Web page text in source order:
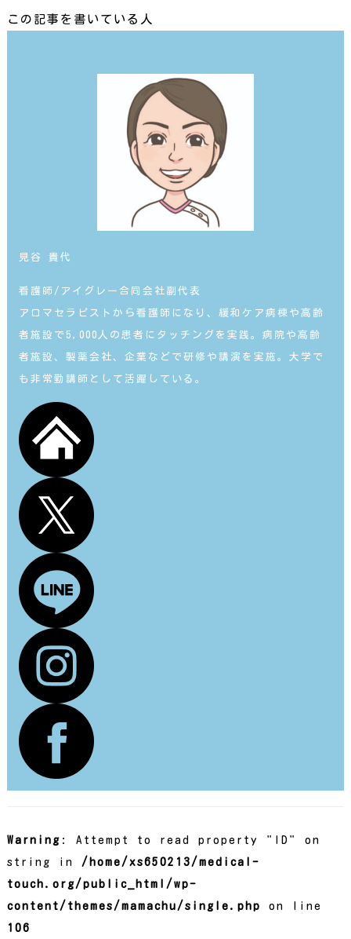
この記事を書いている人
見谷 貴代
看護師/アイグレー合同会社副代表
アロマセラピストから看護師になり、緩和ケア病棟や高齢
者施設で5,000人の患者にタッチングを実践。病院や高齢
者施設、製薬会社、企業などで研修や講演を実施。大学で
も非常勤講師として活躍している。
Warning : Attempt to read property "ID" on
string in /home/xs650213/medical-
touch.org/public_html/wp-
content/themes/mamachu/single.php
on line
106